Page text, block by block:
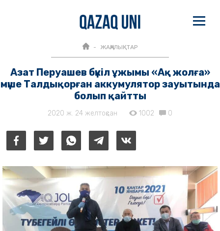
ЖАҢАЛЫҚТАР
Азат Перуашев бүкіл ұжымы «Ақ жолға»
мүше Талдықорған аккумулятор зауытында
болып қайтты
2020 ж. 24 желтоқсан 1002 0